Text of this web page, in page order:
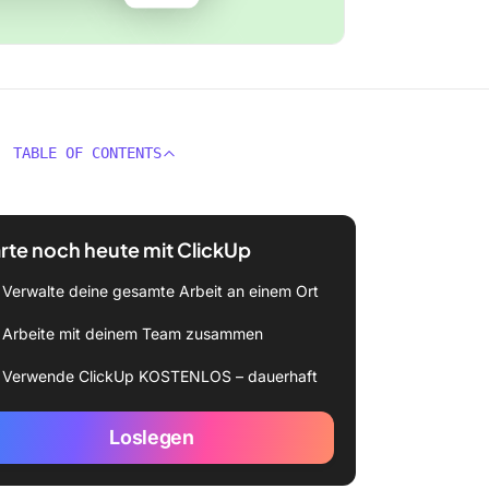
TABLE OF CONTENTS
noch heute mit ClickUp
Verwalte deine gesamte Arbeit an einem Ort
Arbeite mit deinem Team zusammen
Verwende ClickUp KOSTENLOS – dauerhaft
Loslegen